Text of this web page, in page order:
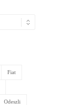
Fiat
Odeszli